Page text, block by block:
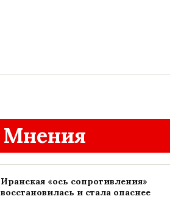
Мнения
Иранская «ось сопротивления»
восстановилась и стала опаснее